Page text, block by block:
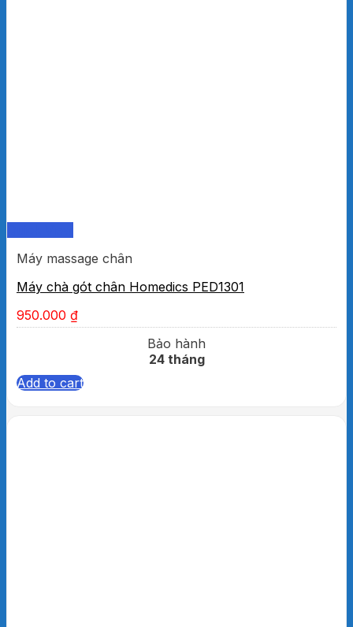
Máy massage chân
Máy chà gót chân Homedics PED1301
950.000 ₫
Bảo hành
24 tháng
Add to cart